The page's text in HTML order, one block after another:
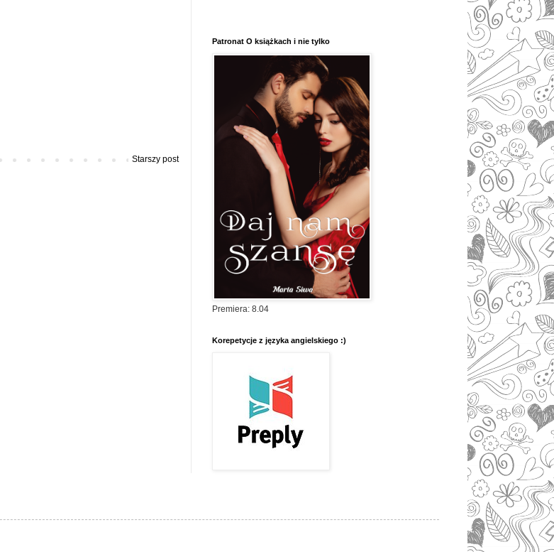
Starszy post
Patronat O książkach i nie tylko
Premiera: 8.04
Korepetycje z języka angielskiego :)